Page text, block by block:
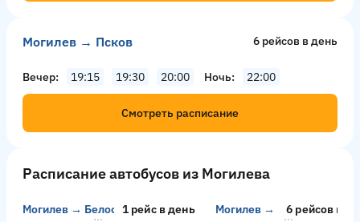
Могилев → Псков 6 рейсов в день
Вечер 19:15 19:30 20:00 Ночь 22:00
Смотреть расписание
Расписание автобусов из Могилева
Могилев → Белосток1 рейс в день Могилев → Мозырь
6 рейсов в